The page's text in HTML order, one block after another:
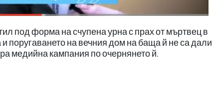
под форма на счупена урна с прах от мъртвец в
на вечния дом на баща й не са дали
медийна кампания по очернянето й.